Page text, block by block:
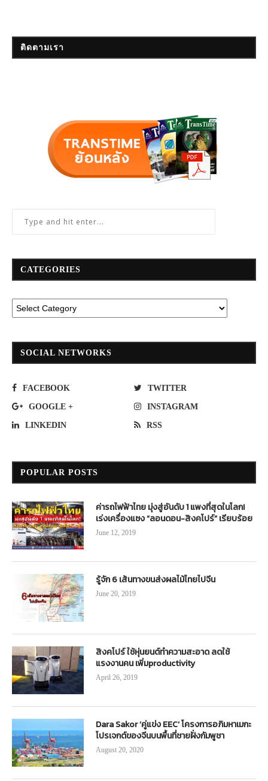
ติดตามเรา
CATEGORIES
SOCIAL NETWORKS
FACEBOOK TWITTER
GOOGLE + INSTAGRAM
LINKEDIN RSS
POPULAR POSTS
ค่ารถไฟฟ้าไทย มุ่งสู่อันดับ 1 แพงที่สุดในโลก!
เร่งเครื่องแซง “ลอนดอน-สิงคโปร์” เรียบร้อย
June 12, 2019
รู้จัก 6 เส้นทางขนส่งผลไม้ไทยไปจีน
June 20, 2019
สิงคโปร์ ใช้หุ่นยนต์ทำความสะอาด ลดใช้
แรงงานคน เพิ่มproductivity
April 26, 2019
Dara Sakor ‘คู่แข่ง EEC’ โครงการอภิมหาเมกะ
โปรเจกต์ของจีนบนพื้นที่ชายฝั่งกัมพูชา
August 20, 2020